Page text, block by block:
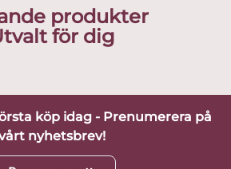
produkter
för dig
köp idag - Prenumerera på
nyhetsbrev!